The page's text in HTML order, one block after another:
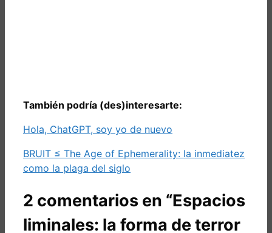
También podría (des)interesarte:
Hola, ChatGPT, soy yo de nuevo
BRUIT ≤ The Age of Ephemerality: la inmediatez
como la plaga del siglo
2 comentarios en “Espacios
liminales: la forma de terror